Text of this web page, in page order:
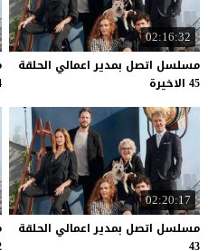
02:16:32
مسلسل اتصل بمدير اعمالي الحلقة
45 الاخيرة
02:20:17
مسلسل اتصل بمدير اعمالي الحلقة
43